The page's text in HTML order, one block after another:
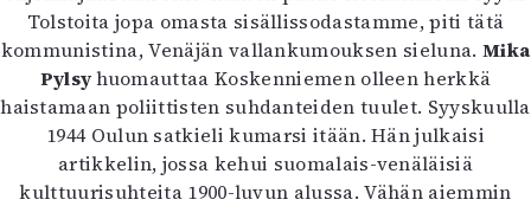
Tolstoita jopa omasta sisällissodastamme, piti tätä
kommunistina, Venäjän vallankumouksen sieluna. Mika
Pylsyhuomauttaa Koskenniemen olleen herkkä
haistamaan poliittisten suhdanteiden tuulet. Syyskuulla
1944 Oulun satkieli kumarsi itään. Hän julkaisi
artikkelin, jossa kehui suomalais-venäläisiä
kulttuurisuhteita 1900-luvun alussa. Vähän aiemmin